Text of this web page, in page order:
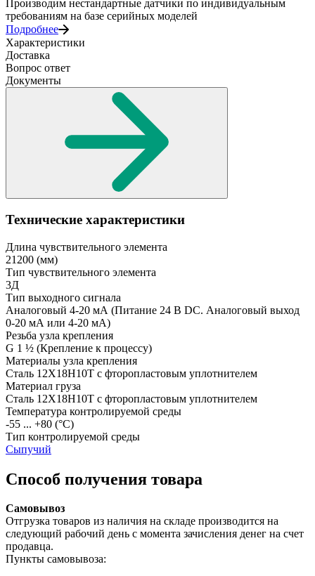
Производим нестандартные датчики по индивидуальным
требованиям на базе серийных моделей
Подробнее
Характеристики
Доставка
Вопрос ответ
Документы
Технические характеристики
Длина чувствительного элемента
21200 (мм)
Тип чувствительного элемента
3Д
Тип выходного сигнала
Аналоговый 4-20 мА (Питание 24 В DC. Аналоговый выход
0-20 мА или 4-20 мА)
Резьба узла крепления
G 1 ½ (Крепление к процессу)
Материалы узла крепления
Сталь 12Х18Н10Т с фторопластовым уплотнителем
Материал груза
Сталь 12Х18Н10Т с фторопластовым уплотнителем
Температура контролируемой среды
-55 ... +80 (°С)
Тип контролируемой среды
Сыпучий
Способ получения товара
Самовывоз
Отгрузка товаров из наличия на складе производится на
следующий рабочий день с момента зачисления денег на счет
продавца.
Пункты самовывоза: